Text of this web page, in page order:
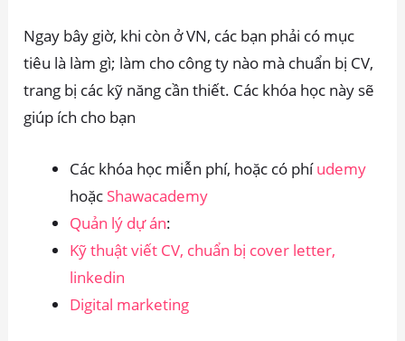
Ngay bây giờ, khi còn ở VN, các bạn phải có mục
tiêu là làm gì; làm cho công ty nào mà chuẩn bị CV,
trang bị các kỹ năng cần thiết. Các khóa học này sẽ
giúp ích cho bạn
Các khóa học miễn phí, hoặc có phíudemy
hoặc Shawacademy
Quản lý dự án:
Kỹ thuật viết CV, chuẩn bị cover letter,
linkedin
Digital marketing